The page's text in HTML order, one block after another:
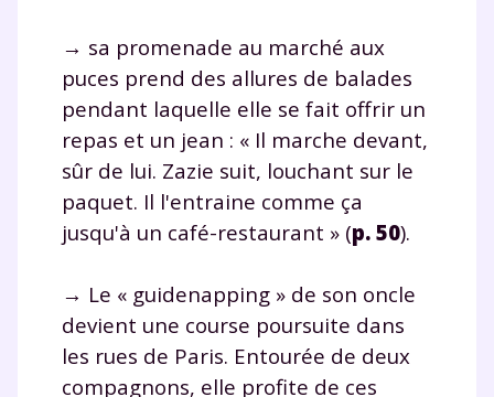
→ sa promenade au marché aux
puces prend des allures de balades
pendant laquelle elle se fait offrir un
repas et un jean : « Il marche devant,
sûr de lui. Zazie suit, louchant sur le
paquet. Il l'entraine comme ça
jusqu'à un café-restaurant » (p. 50).
→ Le « guidenapping » de son oncle
devient une course poursuite dans
les rues de Paris. Entourée de deux
compagnons, elle profite de ces